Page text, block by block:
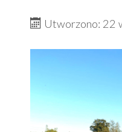
Utworzono: 22